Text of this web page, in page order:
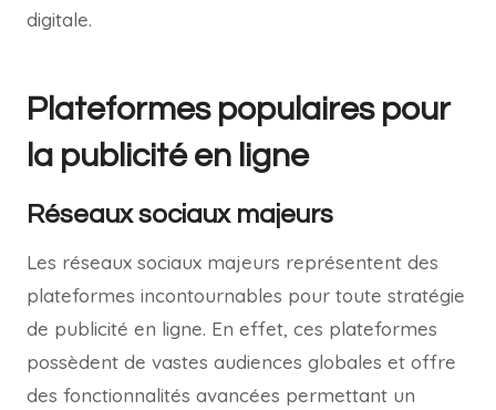
digitale.
Plateformes populaires pour
la publicité en ligne
Réseaux sociaux majeurs
Les réseaux sociaux majeurs représentent des
plateformes incontournables pour toute stratégie
de publicité en ligne. En effet, ces plateformes
possèdent de vastes audiences globales et offre
des fonctionnalités avancées permettant un